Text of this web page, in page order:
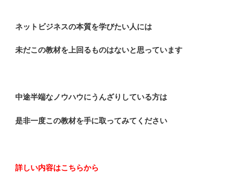
ネットビジネスの本質を学びたい人には
未だこの教材を上回るものはないと思っています
中途半端なノウハウにうんざりしている方は
是非一度この教材を手に取ってみてください
詳しい内容はこちらから